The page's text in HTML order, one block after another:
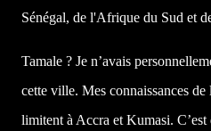
Sénégal, de l'Afrique du Sud et
Tamale ? Je n’avais
cette ville. Mes connaissances
limitent à Accra et Kumasi.